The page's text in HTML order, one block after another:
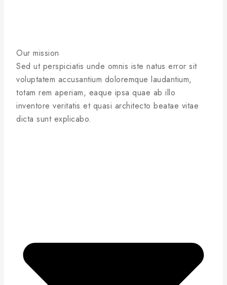
Our mission
Sed ut perspiciatis unde omnis iste natus error sit
voluptatem accusantium doloremque laudantium,
totam rem aperiam, eaque ipsa quae ab illo
inventore veritatis et quasi architecto beatae vitae
dicta sunt explicabo.